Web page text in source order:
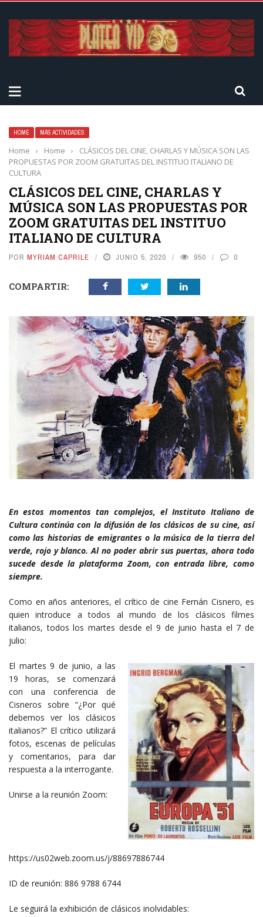
HOME MÁS ACTIVIDADES
Home › Home ›
CLÁSICOS DEL CINE, CHARLAS Y MÚSICA SON LAS
PROPUESTAS POR ZOOM GRATUITAS DEL INSTITUO ITALIANO DE
CULTURA
CLÁSICOS DEL CINE, CHARLAS Y
MÚSICA SON LAS PROPUESTAS POR
ZOOM GRATUITAS DEL INSTITUO
ITALIANO DE CULTURA
POR MYRIAM CAPRILE JUNIO 5, 2020 950 0
COMPARTIR:
En estos momentos tan complejos, el Instituto Italiano de
Cultura continúa con la difusión de los clásicos de su cine, así
como las historias de emigrantes o la música de la tierra del
verde, rojo y blanco. Al no poder abrir sus puertas, ahora todo
sucede desde la plataforma Zoom, con entrada libre, como
siempre.
Como en años anteriores, el crítico de cine Fernán Cisnero, es
quien introduce a todos al mundo de los clásicos filmes
italianos, todos los martes desde el 9 de junio hasta el 7 de
julio:
El martes 9 de junio, a las
19 horas, se comenzará
con una conferencia de
Cisneros sobre “¿Por qué
debemos ver los clásicos
italianos?” El crítico utilizará
fotos, escenas de películas
y comentarios, para dar
respuesta a la interrogante.
Unirse a la reunión Zoom:
https://us02web.zoom.us/j/88697886744
ID de reunión: 886 9788 6744
Le seguirá la exhibición de clásicos inolvidables: